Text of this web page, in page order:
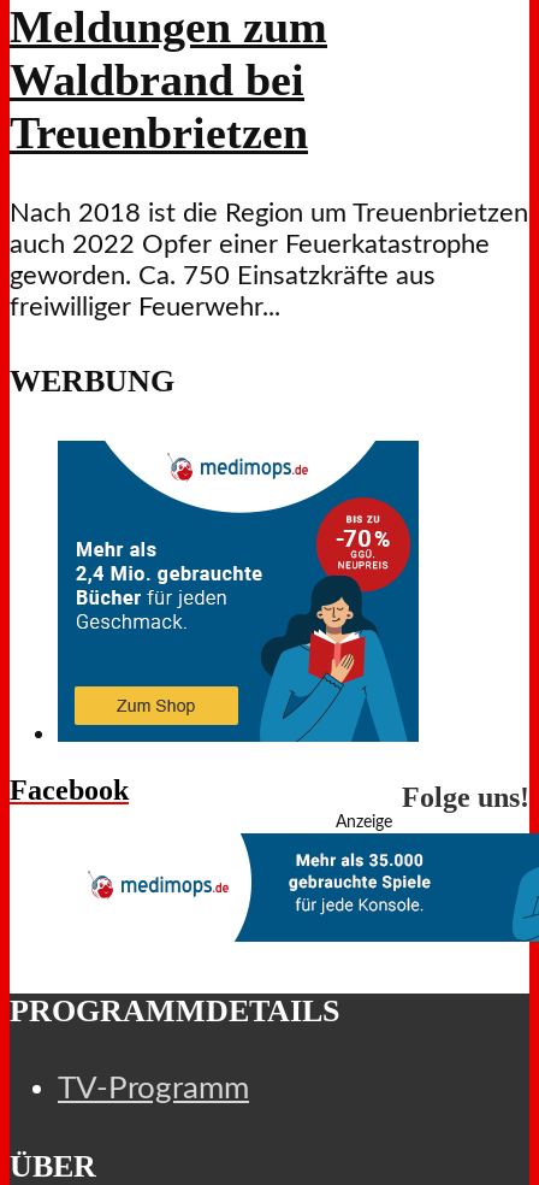
Meldungen zum
Waldbrand bei
Treuenbrietzen
Nach 2018 ist die Region um Treuenbrietzen
auch 2022 Opfer einer Feuerkatastrophe
geworden. Ca. 750 Einsatzkräfte aus
freiwilliger Feuerwehr...
WERBUNG
Facebook Folge uns!
Anzeige
PROGRAMMDETAILS
TV-Programm
ÜBER